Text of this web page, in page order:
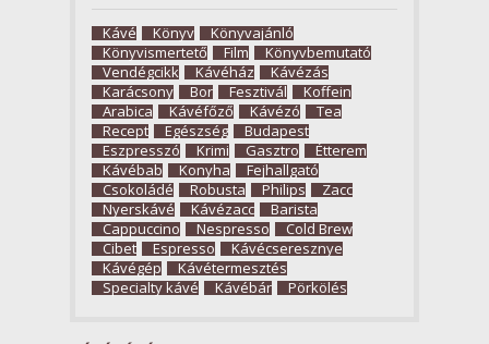
Kávé Könyv
Könyvajánló
Könyvismertető
Film
Könyvbemutató
Vendégcikk
Kávéház
Kávézás
Karácsony
Bor Fesztivál
Koffein
Arabica
Kávéfőző Kávézó
Tea
Recept
Egészség
Budapest
Eszpresszó
Krimi Gasztro
Étterem
Kávébab
Konyha
Fejhallgató
Csokoládé
Robusta Philips
Zacc
Nyerskávé
Kávézacc
Barista
Cappuccino
Nespresso
Cold Brew
Cibet
Espresso
Kávécseresznye
Kávégép
Kávétermesztés
Specialty kávé
Kávébár Pörkölés